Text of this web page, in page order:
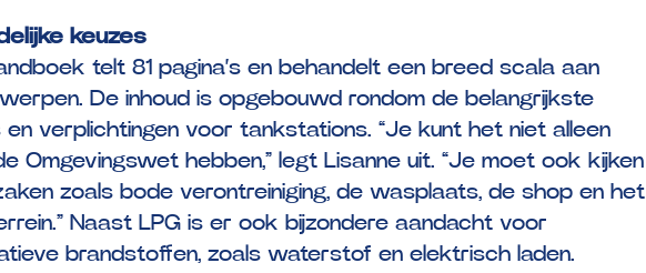
keuzes
telt 81 pagina’s en behandelt een breed scala aan
De inhoud is opgebouwd rondom de belangrijkste
en verplichtingen voor tankstations. “Je kunt het niet alleen
Omgevingswet hebben,” legt Lisanne uit. “Je moet ook kijken
zoals bode verontreiniging, de wasplaats, de shop en het
Naast LPG is er ook bijzondere aandacht voor
brandstoffen, zoals waterstof en elektrisch laden.